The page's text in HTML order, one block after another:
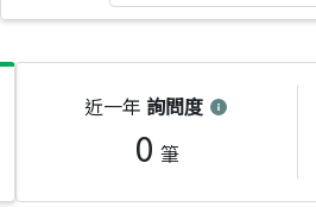
近一年 詢問度
0 筆